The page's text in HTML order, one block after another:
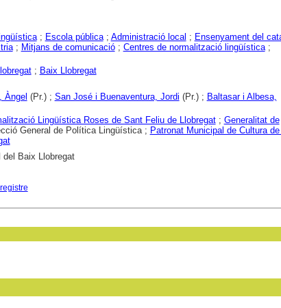
; Escola pública; Administració local ; Ensenyament del
; Mitjans de comunicació; Centres de normalització lingüística;
; Baix Llobregat
Àngel (Pr.) ; San José i Buenaventura, Jordi (Pr.) ; Baltasar i Albesa,
Lingüística Roses de Sant Feliu de Llobregat; Generalitat de
General de Política Lingüística ; Patronat Municipal de Cultura
del Baix Llobregat